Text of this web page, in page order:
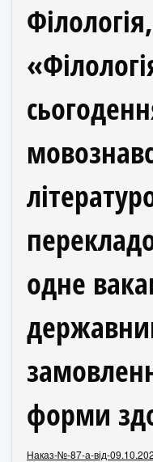
одне
форми
Наказ-№-87-а-від-